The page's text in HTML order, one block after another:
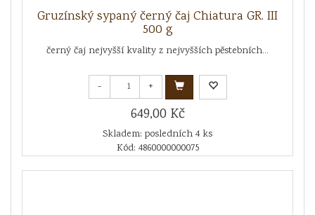
Gruzínský sypaný černý čaj Chiatura GR. III
500 g
černý čaj nejvyšší kvality z nejvyšších pěstebních...
- +
649,00 Kč
Skladem: posledních 4 ks
Kód: 4860000000075